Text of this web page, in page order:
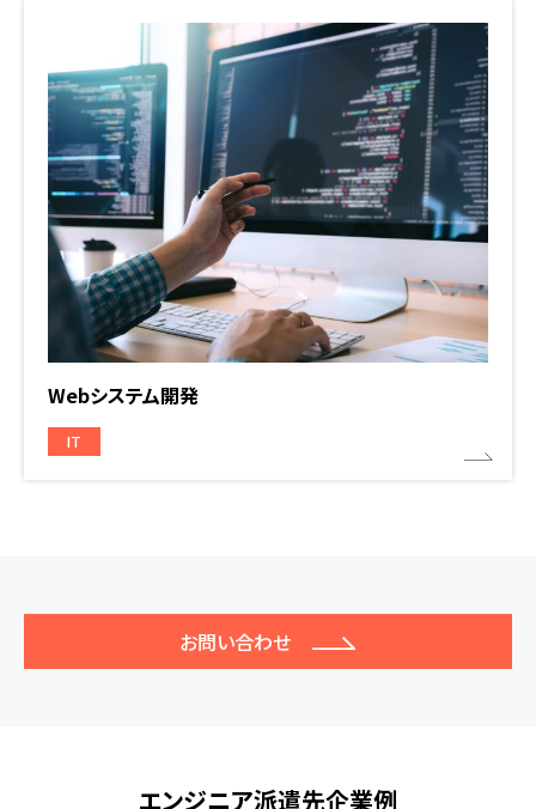
Webシステム開発
IT
お問い合わせ
エンジニア派遣先企業例